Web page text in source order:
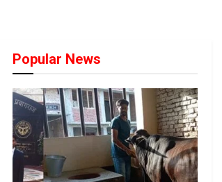
Popular News